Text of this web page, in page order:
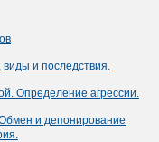
и последствия.
Определение агрессии.
и депонирование